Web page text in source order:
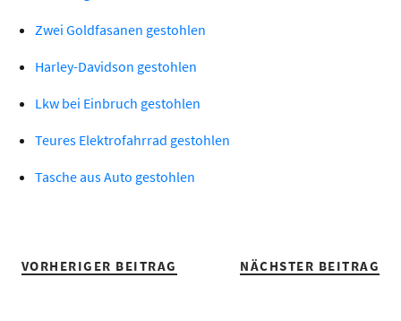
Zwei Goldfasanen gestohlen
Harley-Davidson gestohlen
Lkw bei Einbruch gestohlen
Teures Elektrofahrrad gestohlen
Tasche aus Auto gestohlen
VORHERIGER BEITRAG NÄCHSTER BEITRAG